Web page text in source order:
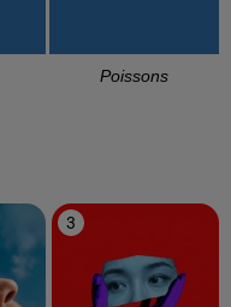
Poissons
3